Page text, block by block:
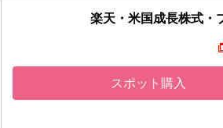
楽天・米国成長株式・
スポット購入